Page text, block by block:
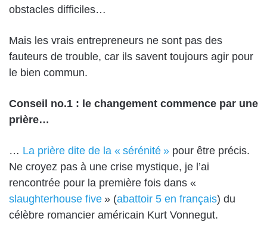
obstacles difficiles…
Mais les vrais entrepreneurs ne sont pas des
fauteurs de trouble, car ils savent toujours agir pour
le bien commun.
Conseil no.1 : le changement commence par une
prière…
… La prière dite de la « sérénité » pour être précis.
Ne croyez pas à une crise mystique, je l’ai
rencontrée pour la première fois dans «
slaughterhouse five » (abattoir 5 en français) du
célèbre romancier américain Kurt Vonnegut.